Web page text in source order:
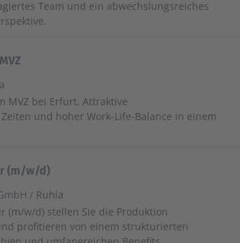
Team und ein abwechslungsreiches
MVZ bei Erfurt. Attraktive
und hoher Work-Life-Balance in einem
(m/w/d)
/ Ruhla
w/d) stellen Sie die Produktion
profitieren von einem strukturierten